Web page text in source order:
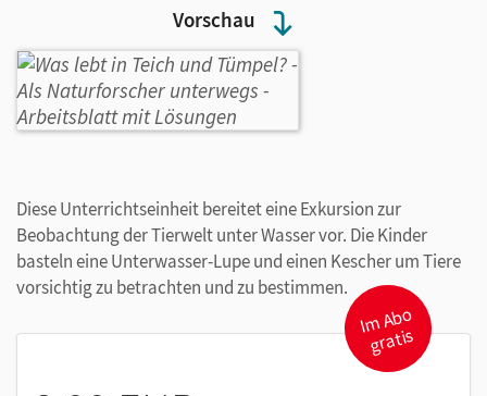
Vorschau
Diese Unterrichtseinheit bereitet eine Exkursion zur
Beobachtung der Tierwelt unter Wasser vor. Die Kinder
basteln eine Unterwasser-Lupe und einen Kescher um Tiere
vorsichtig zu betrachten und zu bestimmen.
I
m
A
b
o
gr
atis